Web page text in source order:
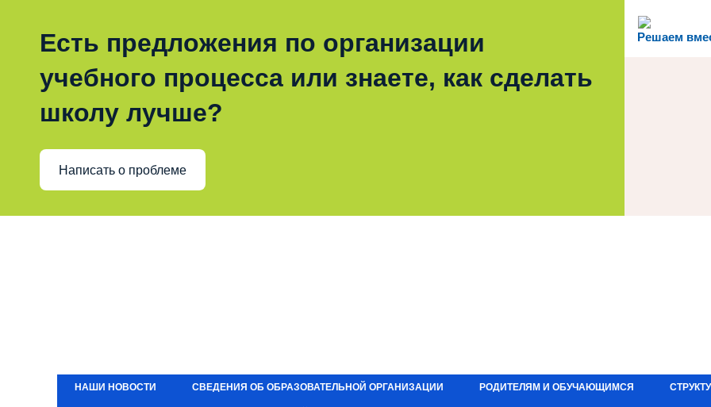
Решаем
Есть предложения по организации
учебного процесса или знаете, как сделать
школу лучше?
Написать о проблеме
НАШИ НОВОСТИ СВЕДЕНИЯ ОБ ОБРАЗОВАТЕЛЬНОЙ ОРГАНИЗАЦИИ РОДИТЕЛЯМ И ОБУЧАЮЩИМСЯ